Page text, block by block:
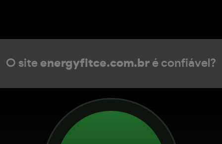
O site energyfitce.com.br é confiável?